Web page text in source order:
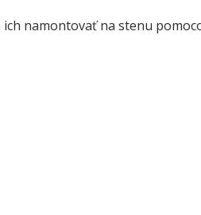
ich namontovať na stenu